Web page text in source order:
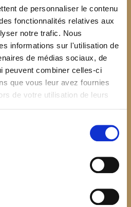
de personnaliser le contenu
fonctionnalités relatives aux
notre trafic. Nous
informations sur l'utilisation de
de médias sociaux, de
peuvent combiner celles-ci
que vous leur avez fournies
de votre utilisation de leurs